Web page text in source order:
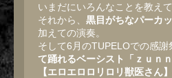
いまだにいろんなことを教え
それから、 黒目がちなパーカ
加えての演奏。
そして6月のTUPELOでの感
て踊れるベーシスト「ｚｕｎｎ
【エロエロロリロリ獣医さん